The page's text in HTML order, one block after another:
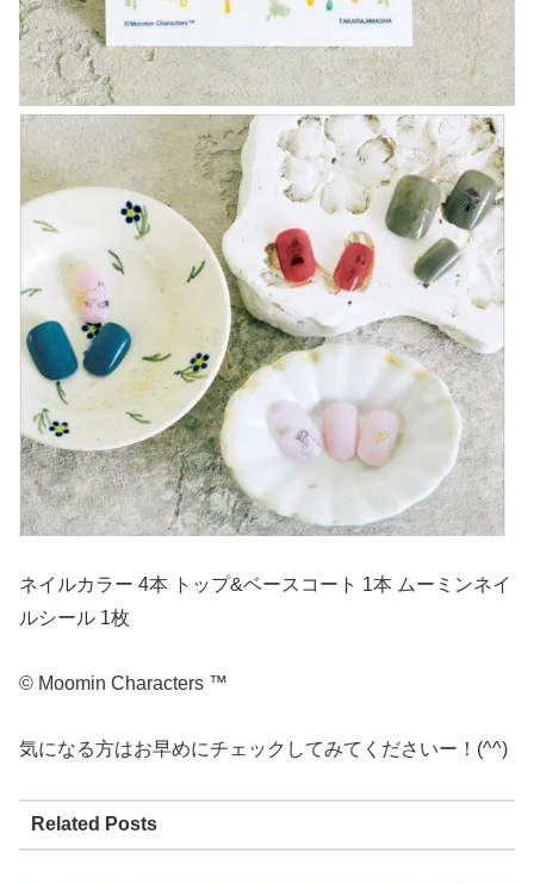
ネイルカラー 4本 トップ&ベースコート 1本 ムーミンネイ
ルシール 1枚
© Moomin Characters ™
気になる方はお早めにチェックしてみてくださいー！(^^)
Related Posts